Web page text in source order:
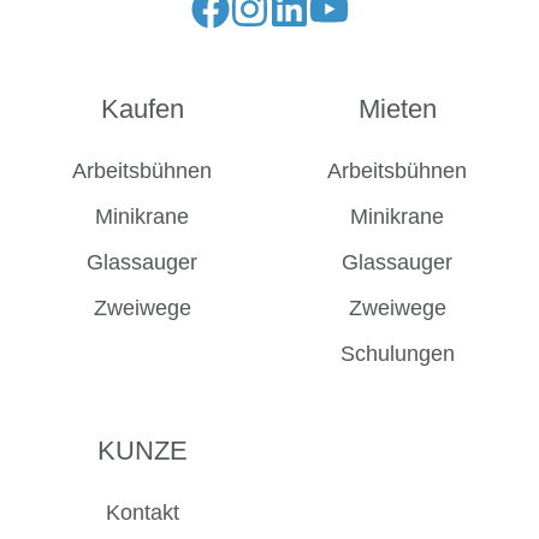
12V DC Batterie
FolgeFolgeFolgeFolge
Kaufen
Arbeitsbühnen
Minikrane
Glassauger
Zweiwege
Mieten
Arbeitsbühnen
Minikrane
Glassauger
Zweiwege
Schulungen
KUNZE
Kontakt